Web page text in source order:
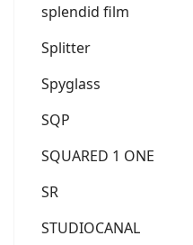
splendid film
Splitter
Spyglass
SQP
SQUARED 1 ONE
SR
STUDIOCANAL